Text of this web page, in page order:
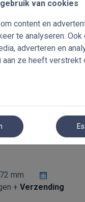
van cookies
content en
te analyseren.
adverteren en
ze heeft
mm
+ Verzending